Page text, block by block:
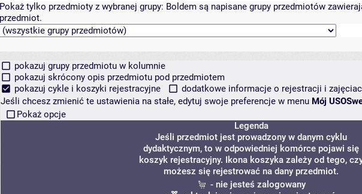
Pokaż tylko przedmioty z wybranej grupy: Boldem są napisane grupy przedmiotów
przedmiot.
pokazuj grupy przedmiotu w kolumnie
pokazuj skrócony opis przedmiotu pod przedmiotem
pokazuj cykle i koszyki rejestracyjne
dodatkowe informacje o rejestracji i
Jeśli chcesz zmienić te ustawienia na stałe, edytuj swoje preferencje w menu Mój
Pokaż opcje
Legenda
Jeśli przedmiot jest prowadzony w danym cyklu
dydaktycznym, to w odpowiedniej komórce pojawi się
koszyk rejestracyjny. Ikona koszyka zależy od tego,
możesz się rejestrować na dany przedmiot.
- nie jesteś zalogowany